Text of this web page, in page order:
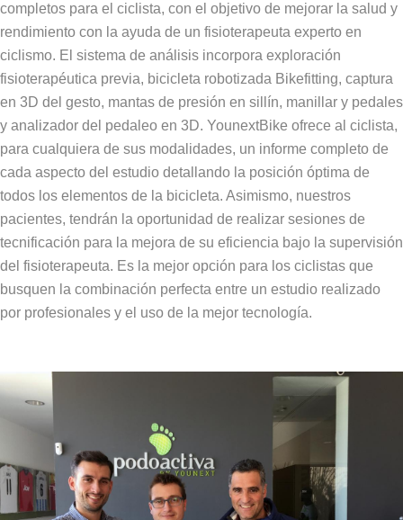
completos para el ciclista, con el objetivo de mejorar la salud y
rendimiento con la ayuda de un fisioterapeuta experto en
ciclismo. El sistema de análisis incorpora exploración
fisioterapéutica previa, bicicleta robotizada Bikefitting, captura
en 3D del gesto, mantas de presión en sillín, manillar y pedales
y analizador del pedaleo en 3D. YounextBike ofrece al ciclista,
para cualquiera de sus modalidades, un informe completo de
cada aspecto del estudio detallando la posición óptima de
todos los elementos de la bicicleta. Asimismo, nuestros
pacientes, tendrán la oportunidad de realizar sesiones de
tecnificación para la mejora de su eficiencia bajo la supervisión
del fisioterapeuta. Es la mejor opción para los ciclistas que
busquen la combinación perfecta entre un estudio realizado
por profesionales y el uso de la mejor tecnología.